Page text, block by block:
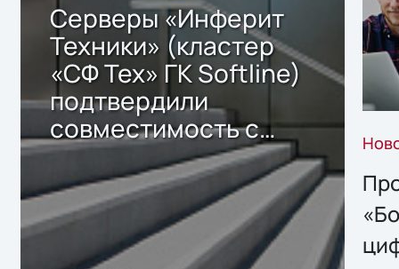
Серверы «Инферит
Техники» (кластер
«СФ Тех» ГК Softline)
подтвердили
совместимость с
решением Sharx
Storage 2.x для
хранения данных